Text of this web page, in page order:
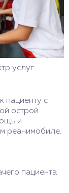
услуг:
пациенту с
острой
и
реанимобиле.
пациента